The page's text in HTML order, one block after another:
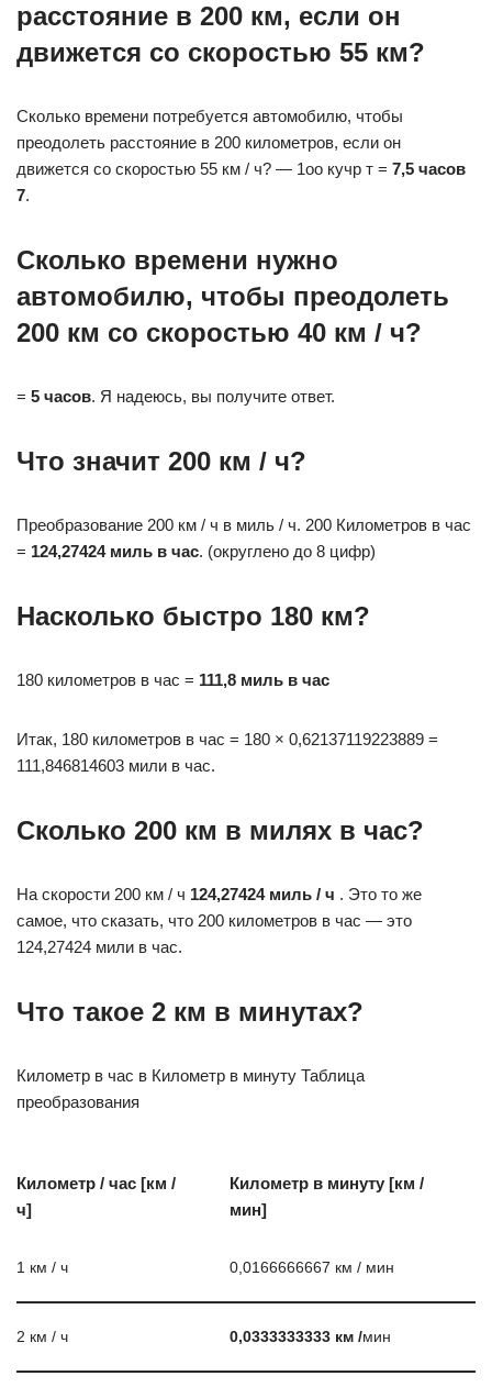
расстояние в 200 км, если он
движется со скоростью 55 км?
Сколько времени потребуется автомобилю, чтобы
преодолеть расстояние в 200 километров, если он
движется со скоростью 55 км / ч? — 1оо кучр т = 7,5 часов
7.
Сколько времени нужно
автомобилю, чтобы преодолеть
200 км со скоростью 40 км / ч?
= 5 часов. Я надеюсь, вы получите ответ.
Что значит 200 км / ч?
Преобразование 200 км / ч в миль / ч. 200 Километров в час
= 124,27424 миль в час. (округлено до 8 цифр)
Насколько быстро 180 км?
180 километров в час = 111,8 миль в час
Итак, 180 километров в час = 180 × 0,62137119223889 =
111,846814603 мили в час.
Сколько 200 км в милях в час?
На скорости 200 км / ч 124,27424 миль / ч . Это то же
самое, что сказать, что 200 километров в час — это
124,27424 мили в час.
Что такое 2 км в минутах?
Километр в час в Километр в минуту Таблица
преобразования
Километр / час [км /
ч]
Километр в минуту [км /
мин]
1 км / ч 0,0166666667 км / мин
2 км / ч 0,0333333333 км /мин